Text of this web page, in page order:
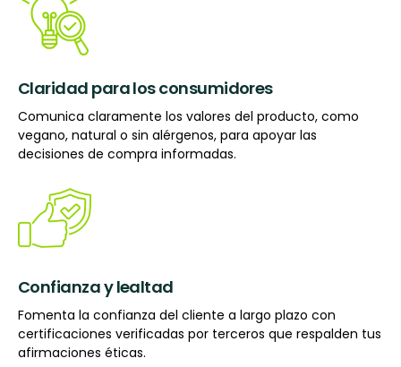
Claridad para los consumidores
Comunica claramente los valores del producto, como
vegano, natural o sin alérgenos, para apoyar las
decisiones de compra informadas.
Confianza y lealtad
Fomenta la confianza del cliente a largo plazo con
certificaciones verificadas por terceros que respalden tus
afirmaciones éticas.